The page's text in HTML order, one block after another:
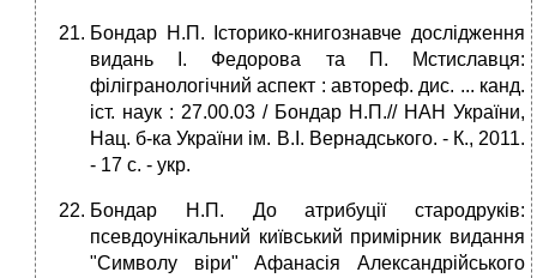
Бондар Н.П. Історико-книгознавче дослідження
видань І. Федорова та П. Мстиславця:
філігранологічний аспект : автореф. дис. ... канд.
іст. наук : 27.00.03 / Бондар Н.П.// НАН України,
Нац. б-ка України ім. В.І. Вернадського. - К., 2011.
- 17 c. - укp.
Бондар Н.П. До атрибуції стародруків:
псевдоунікальний київський примірник видання
"Символу віри" Афанасія Александрійського